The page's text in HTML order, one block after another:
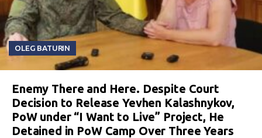
OLEG BATURIN
Enemy There and Here. Despite Court
Decision to Release Yevhen Kalashnykov,
PoW under “I Want to Live” Project, He
Detained in PoW Camp Over Three Years